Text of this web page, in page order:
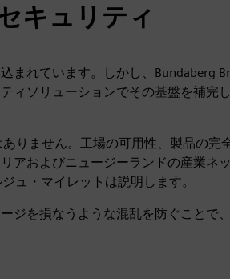
キュリティ
まれています。しかし、Bundaberg
ィソリューションでその基盤を補完
りません。工場の可用性、製品の完
アおよびニュージーランドの産業ネ
ュ・マイレットは説明します。
ジを損なうような混乱を防ぐことで